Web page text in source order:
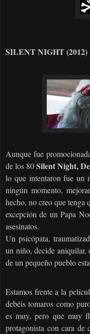
SILENT NIGHT (2012)
Aunque fue
de los 80Silent Night,
lo que intentaron fue un
ningún momento,
hecho, no creo que tenga
excepción de un Papa
asesinatos.
Un psicópata,
un niño, decide aniquilar,
de un pequeño pueblo
Estamos frente a la
debéis tomaros como
es muy, pero que muy
protagonista con cara de